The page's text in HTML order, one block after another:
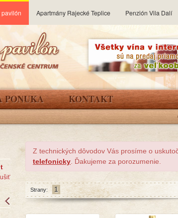
Apartmány Rajecké Teplice Penzión Vila Dalí
PONUKA KONTAKT
Z technických dôvodov Vás prosíme o
telefonicky . Ďakujeme za porozumenie.
Strany: 1